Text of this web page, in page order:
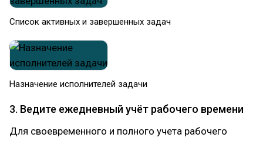
Список активных и завершенных задач
Назначение исполнителей задачи
3. Ведите ежедневный учёт рабочего времени
Для своевременного и полного учета рабочего